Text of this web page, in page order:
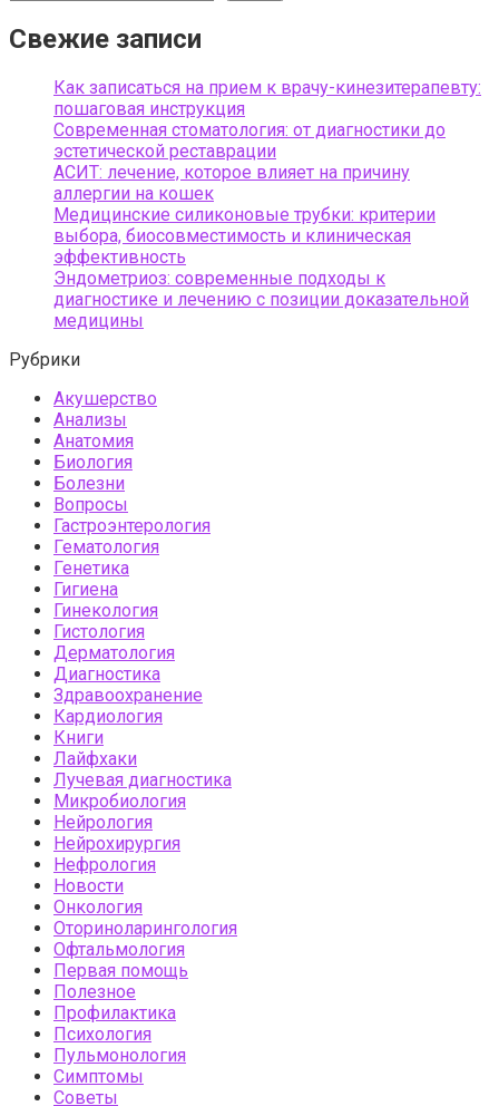
Свежие записи
Как записаться на прием к врачу-кинезитерапевту:
пошаговая инструкция
Современная стоматология: от диагностики до
эстетической реставрации
АСИТ: лечение, которое влияет на причину
аллергии на кошек
Медицинские силиконовые трубки: критерии
выбора, биосовместимость и клиническая
эффективность
Эндометриоз: современные подходы к
диагностике и лечению с позиции доказательной
медицины
Рубрики
Акушерство
Анализы
Анатомия
Биология
Болезни
Вопросы
Гастроэнтерология
Гематология
Генетика
Гигиена
Гинекология
Гистология
Дерматология
Диагностика
Здравоохранение
Кардиология
Книги
Лайфхаки
Лучевая диагностика
Микробиология
Нейрология
Нейрохирургия
Нефрология
Новости
Онкология
Оториноларингология
Офтальмология
Первая помощь
Полезное
Профилактика
Психология
Пульмонология
Симптомы
Советы